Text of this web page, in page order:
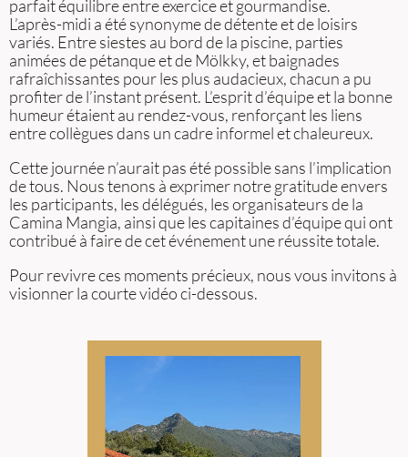
parfait équilibre entre exercice et gourmandise.
L’après-midi a été synonyme de détente et de loisirs
variés. Entre siestes au bord de la piscine, parties
animées de pétanque et de Mölkky, et baignades
rafraîchissantes pour les plus audacieux, chacun a pu
profiter de l’instant présent. L’esprit d’équipe et la bonne
humeur étaient au rendez-vous, renforçant les liens
entre collègues dans un cadre informel et chaleureux.
Cette journée n’aurait pas été possible sans l’implication
de tous. Nous tenons à exprimer notre gratitude envers
les participants, les délégués, les organisateurs de la
Camina Mangia, ainsi que les capitaines d’équipe qui ont
contribué à faire de cet événement une réussite totale.
Pour revivre ces moments précieux, nous vous invitons à
visionner la courte vidéo ci-dessous.